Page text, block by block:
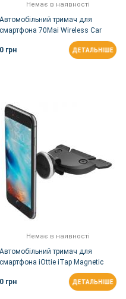
Немає в наявності
Автомобільний тримач для
смартфона 70Mai Wireless Car
Charger PB01 Black 10W
0 грн
ДЕТАЛЬНІШЕ
Немає в наявності
Автомобільний тримач для
смартфона iOttie iTap Magnetic
Black CD Slot Mount (HLCRIO152)
0 грн
ДЕТАЛЬНІШЕ